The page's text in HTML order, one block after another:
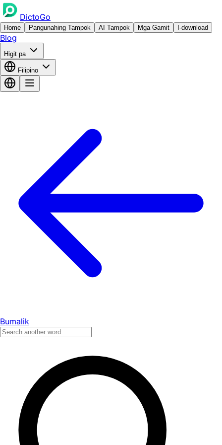
DictoGo
Home Pangunahing Tampok AI Tampok Mga Gamit I-download
Blog
Higit pa
Filipino
Bumalik